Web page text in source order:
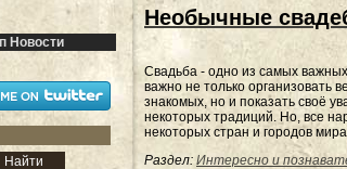
Новости
Необычные
Свадьба - одно из самых
важно не только организовать
знакомых, но и показать своё
некоторых традиций. Но, все
некоторых стран и городов
Раздел: Интересно и